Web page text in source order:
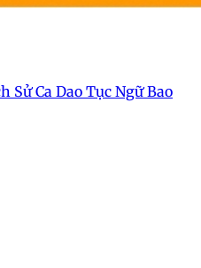
SửCa Dao Tục NgữBao